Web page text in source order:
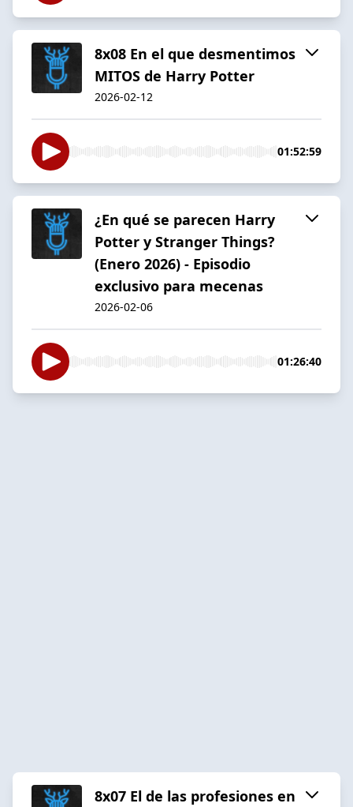
8x08 En el que desmentimos
MITOS de Harry Potter
2026-02-12
01:52:59
¿En qué se parecen Harry
Potter y Stranger Things?
(Enero 2026) - Episodio
exclusivo para mecenas
2026-02-06
01:26:40
8x07 El de las profesiones en